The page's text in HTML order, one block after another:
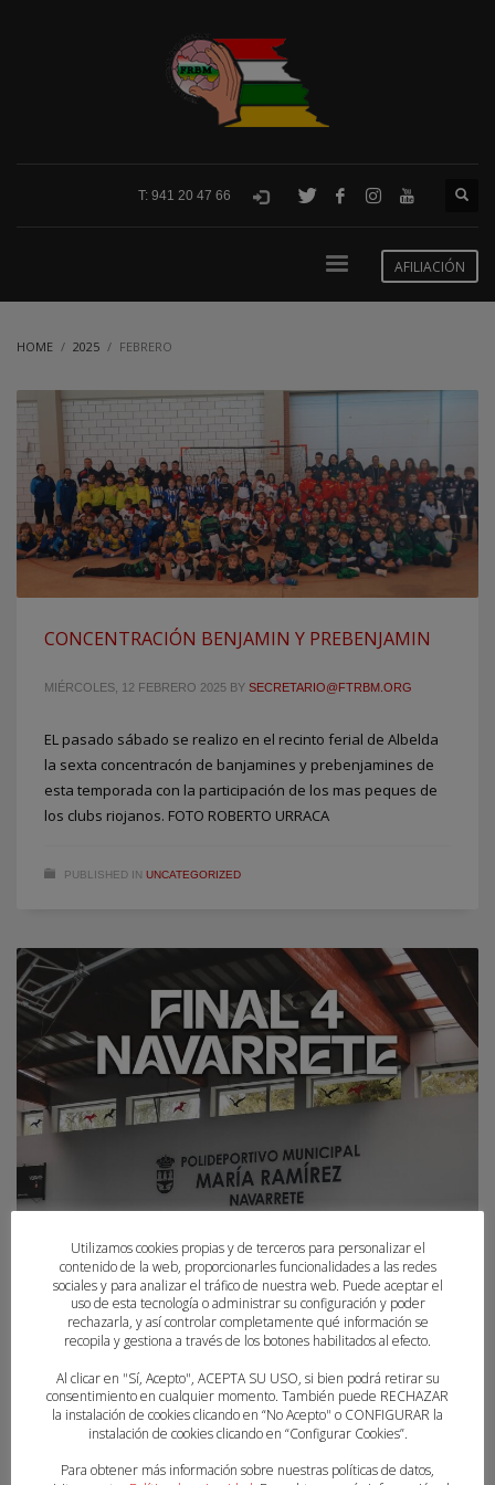
T: 941 20 47 66
AFILIACIÓN
HOME 2025 FEBRERO
CONCENTRACIÓN BENJAMIN Y PREBENJAMIN
MIÉRCOLES, 12 FEBRERO 2025 BY SECRETARIO@FTRBM.ORG
EL pasado sábado se realizo en el recinto ferial de Albelda
la sexta concentracón de banjamines y prebenjamines de
esta temporada con la participación de los mas peques de
los clubs riojanos. FOTO ROBERTO URRACA
PUBLISHED IN UNCATEGORIZED
NAVARRETE, SEDE FINAL A4 SEGUNDA Nª
MASCULINA
Utilizamos cookies propias y de terceros para personalizar el
contenido de la web, proporcionarles funcionalidades a las redes
sociales y para analizar el tráfico de nuestra web. Puede aceptar el
uso de esta tecnología o administrar su configuración y poder
rechazarla, y así controlar completamente qué información se
recopila y gestiona a través de los botones habilitados al efecto.
Al clicar en "Sí, Acepto", ACEPTA SU USO, si bien podrá retirar su
consentimiento en cualquier momento. También puede RECHAZAR
la instalación de cookies clicando en “No Acepto" o CONFIGURAR la
instalación de cookies clicando en “Configurar Cookies”.
Para obtener más información sobre nuestras políticas de datos,